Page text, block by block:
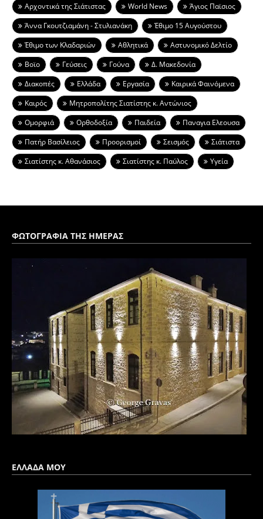
Aρχοντικά της Σιάτιστας World News
Άγιος Παϊσιος
Άννα Γκουτζιαμάνη - Στυλιανάκη
Έθιμο 15 Αυγούστου
Έθιμο των Κλαδαριών
Αθλητικά
Αστυνομικό Δελτίο
Βοϊο
Γεύσεις Γούνα
Δ. Μακεδονία
Διακοπές
Ελλάδα Εργασία
Καιρικά Φαινόμενα
Καιρός
Μητροπολίτης Σιατίστης κ. Αντώνιος
Ομορφιά
Ορθοδοξία Παιδεία
Παναγια Ελεουσα
Πατήρ Βασίλειος
Προορισμοί Σεισμός
Σιάτιστα
Σιατίστης κ. Αθανάσιος
Σιατίστης κ. Παύλος Υγεία
ΦΩΤΟΓΡΑΦΙΑ ΤΗΣ ΗΜΕΡΑΣ
ΕΛΛΑΔΑ ΜΟΥ